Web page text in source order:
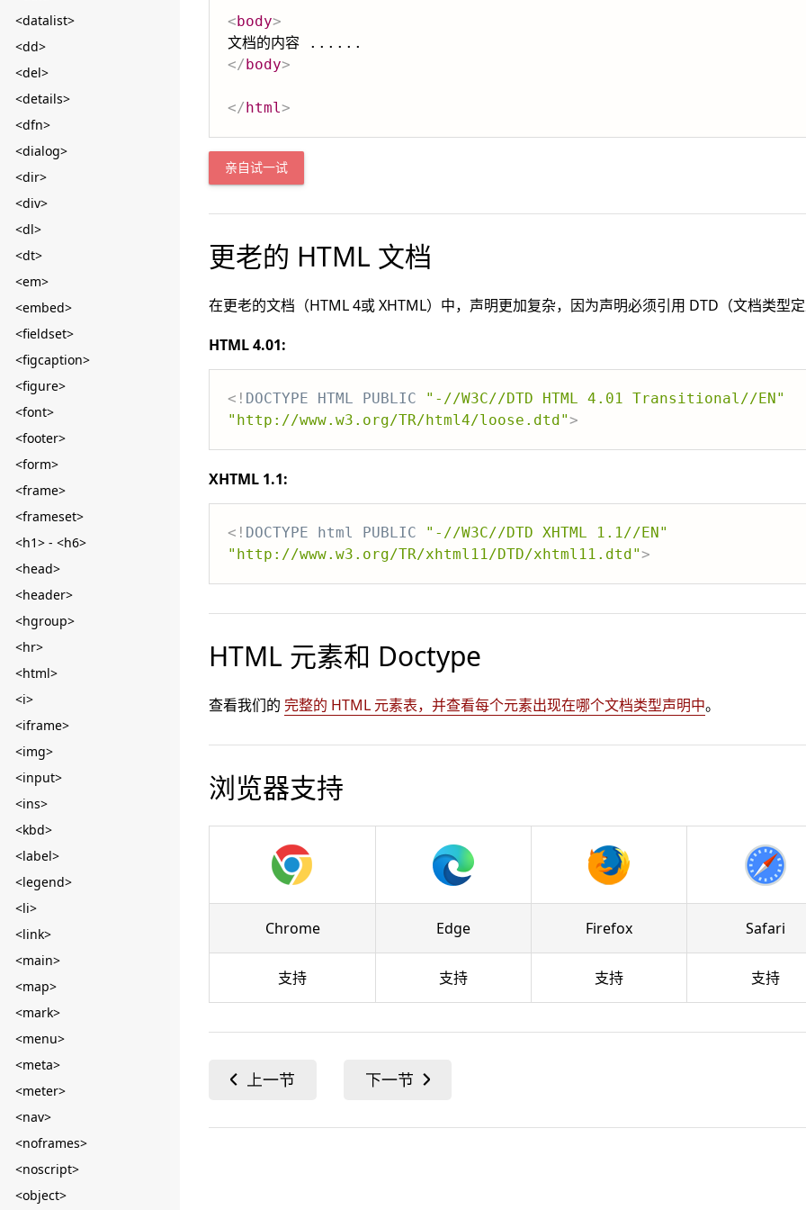
<datalist>
<dd>
<del>
<details>
<dfn>
<dialog>
<dir>
<div>
<dl>
<dt>
<em>
<embed>
<fieldset>
<figcaption>
<figure>
<font>
<footer>
<form>
<frame>
<frameset>
<h1> - <h6>
<head>
<header>
<hgroup>
<hr>
<html>
<i>
<iframe>
<img>
<input>
<ins>
<kbd>
<label>
<legend>
<li>
<link>
<main>
<map>
<mark>
<menu>
<meta>
<meter>
<nav>
<noframes>
<noscript>
<object>
<body>
</body>
</html>
亲自试一试
更老的 HTML 文档
在更老的文档（HTML 4或 XHTML）中，声明更加复杂，因为声明必须引用 DTD（文档类型
HTML 4.01:
<! DOCTYPE HTML PUBLIC
"-//W3C//DTD HTML 4.01 Transitional//EN"
"http://www.w3.org/TR/html4/loose.dtd">
XHTML 1.1:
<! DOCTYPE html PUBLIC
"-//W3C//DTD XHTML 1.1//EN"
"http://www.w3.org/TR/xhtml11/DTD/xhtml11.dtd">
HTML 元素和 Doctype
查看我们的 完整的 HTML 元素表，并查看每个元素出现在哪个文档类型声明中。
浏览器支持
Chrome Edge Firefox Safari
支持 支持 支持 支持